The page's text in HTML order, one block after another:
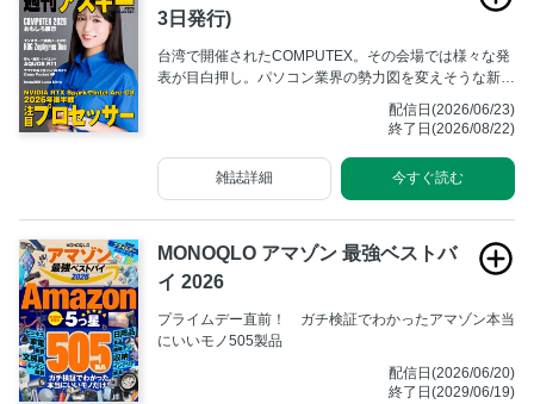
3日発行)
台湾で開催されたCOMPUTEX。その会場では様々な発
表が目白押し。パソコン業界の勢力図を変えそうな新プ
配信日(2026/06/23)
終了日(2026/08/22)
今すぐ読む
雑誌詳細
MONOQLO アマゾン 最強ベストバ
イ 2026
プライムデー直前！ ガチ検証でわかったアマゾン本当
にいいモノ505製品
配信日(2026/06/20)
終了日(2029/06/19)